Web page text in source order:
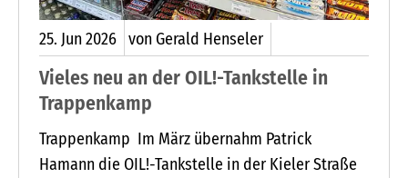
25. Jun2026 von Gerald Henseler
Vieles neu an der OIL!-Tankstelle in
Trappenkamp
Trappenkamp Im März übernahm Patrick
Hamann die OIL!-Tankstelle in der Kieler Straße